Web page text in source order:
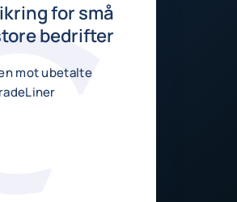
for små
bedrifter
mot ubetalte